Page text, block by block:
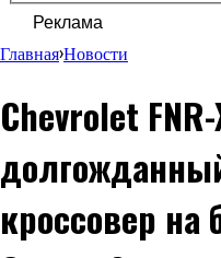
Реклама
Главная›Новости
Chevrolet
кроссовер на